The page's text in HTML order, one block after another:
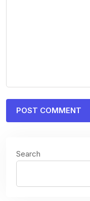
Search